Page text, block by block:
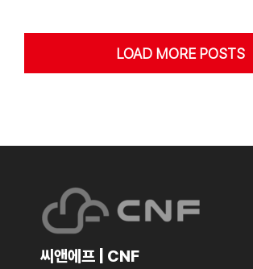
LOAD MORE POSTS
씨앤에프 | CNF